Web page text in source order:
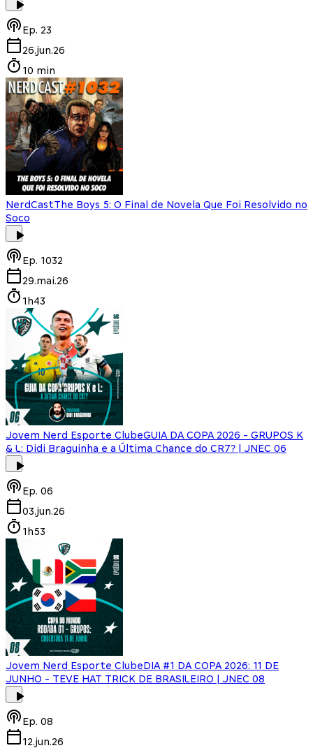
Ep. 23
26.jun.26
10 min
NerdCastThe Boys 5: O Final de Novela Que Foi Resolvido no
Soco
Ep. 1032
29.mai.26
1h43
Jovem Nerd Esporte ClubeGUIA DA COPA 2026 - GRUPOS K
& L: Didi Braguinha e a Última Chance do CR7? | JNEC 06
Ep. 06
03.jun.26
1h53
Jovem Nerd Esporte ClubeDIA #1 DA COPA 2026: 11 DE
JUNHO - TEVE HAT TRICK DE BRASILEIRO | JNEC 08
Ep. 08
12.jun.26